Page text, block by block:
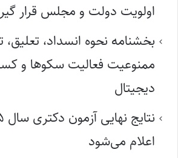
اولویت دولت و مجلس قرار
بخشنامه نحوه انسداد، تعلیق،
ممنوعیت فعالیت سکوها و
دیجیتال
اعلام می‌شود